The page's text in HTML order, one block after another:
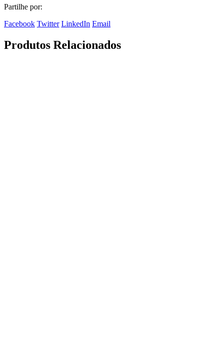
Partilhe por:
Facebook Twitter LinkedIn Email
Produtos Relacionados